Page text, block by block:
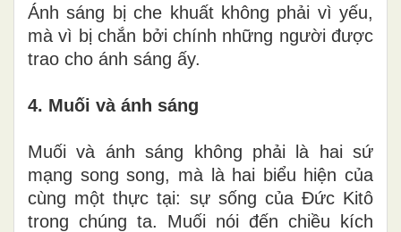
Ánh sáng bị che khuất không phải vì yếu,
mà vì bị chắn bởi chính những người được
trao cho ánh sáng ấy.
4. Muối và ánh sáng
Muối và ánh sáng không phải là hai sứ
mạng song song, mà là hai biểu hiện của
cùng một thực tại: sự sống của Đức Kitô
trong chúng ta. Muối nói đến chiều kích